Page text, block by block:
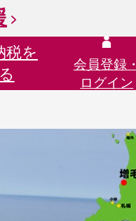
税を
会員登録・
ログイン